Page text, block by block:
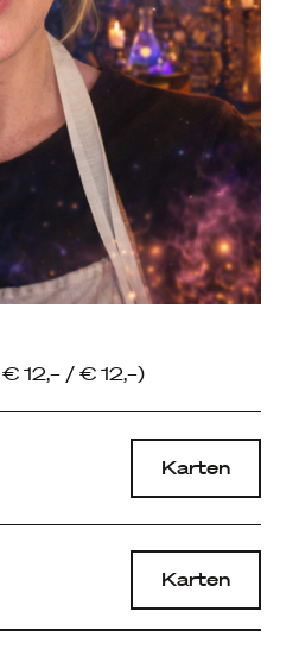
12,– / € 12,–)
Karten
Karten